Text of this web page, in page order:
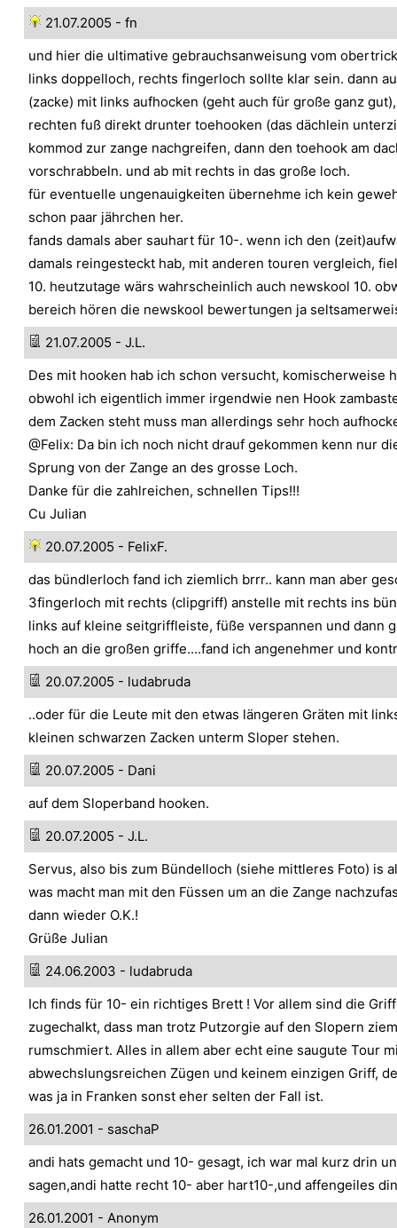
21.07.2005 - fn
und hier die ultimative gebrauchsanweisung vom
links doppelloch, rechts fingerloch sollte klar sein. dann
(zacke) mit links aufhocken (geht auch für große ganz
rechten fuß direkt drunter toehooken (das dächlein
kommod zur zange nachgreifen, dann den toehook am
vorschrabbeln. und ab mit rechts in das große loch.
für eventuelle ungenauigkeiten übernehme ich kein
schon paar jährchen her.
fands damals aber sauhart für 10-. wenn ich den
damals reingesteckt hab, mit anderen touren vergleich,
10. heutzutage wärs wahrscheinlich auch newskool 10.
bereich hören die newskool bewertungen ja
21.07.2005 - J.L.
Des mit hooken hab ich schon versucht, komischerweise
obwohl ich eigentlich immer irgendwie nen Hook
dem Zacken steht muss man allerdings sehr hoch
@Felix: Da bin ich noch nicht drauf gekommen kenn nur
Sprung von der Zange an des grosse Loch.
Danke für die zahlreichen, schnellen Tips!!!
Cu Julian
20.07.2005 - FelixF.
das bündlerloch fand ich ziemlich brrr.. kann man aber
3fingerloch mit rechts (clipgriff) anstelle mit rechts ins
links auf kleine seitgriffleiste, füße verspannen und dann
hoch an die großen griffe....fand ich angenehmer und
20.07.2005 - ludabruda
..oder für die Leute mit den etwas längeren Gräten mit
kleinen schwarzen Zacken unterm Sloper stehen.
20.07.2005 - Dani
auf dem Sloperband hooken.
20.07.2005 - J.L.
Servus, also bis zum Bündelloch (siehe mittleres Foto) is
was macht man mit den Füssen um an die Zange
dann wieder O.K.!
Grüße Julian
24.06.2003 - ludabruda
Ich finds für 10- ein richtiges Brett ! Vor allem sind die
zugechalkt, dass man trotz Putzorgie auf den Slopern
rumschmiert. Alles in allem aber echt eine saugute Tour
abwechslungsreichen Zügen und keinem einzigen Griff,
was ja in Franken sonst eher selten der Fall ist.
26.01.2001 - saschaP
andi hats gemacht und 10- gesagt, ich war mal kurz drin
sagen,andi hatte recht 10- aber hart10-,und affengeiles
26.01.2001 - Anonym